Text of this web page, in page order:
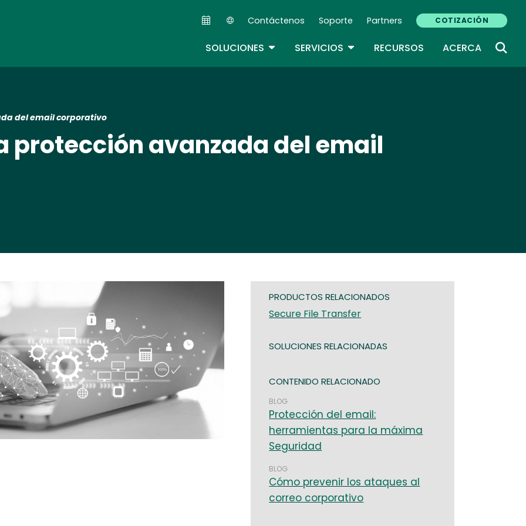
Secondary Navigation (ES)
Contáctenos Soporte Partners COTIZACIÓN
SOLUCIONES TOGGLE DROPDOWN
SERVICIOS TOGGLE DROPDOWN
RECURSOS ACERCA
del email corporativo
protección avanzada del email
PRODUCTOS RELACIONADOS
Secure File Transfer
SOLUCIONES RELACIONADAS
CONTENIDO RELACIONADO
BLOG
Protección del email:
herramientas para la máxima
Seguridad
BLOG
Cómo prevenir los ataques al
correo corporativo